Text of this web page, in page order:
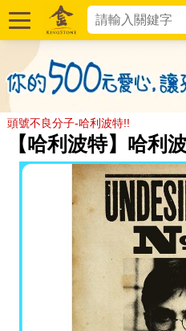
頭號不良分子-哈利波特!!
【哈利波特】哈利